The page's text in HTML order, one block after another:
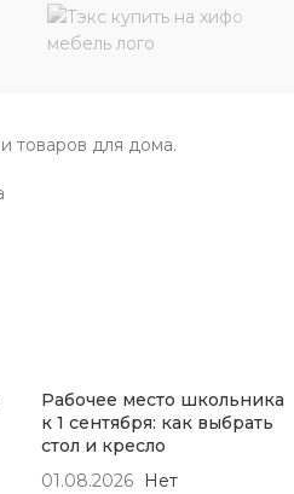
товаров для дома.
Рабочее место школьника
к 1 сентября: как выбрать
стол и кресло
01.08.2026
Нет